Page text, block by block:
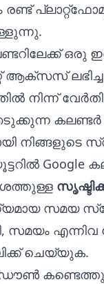
രണ്ട്
ആക്‌സസ്
നിന്ന്
കലണ്ടർ
നിങ്ങളുടെ
Google
സമയ
സമയം
ചെയ്യുക.
കണ്ടെത്തുക